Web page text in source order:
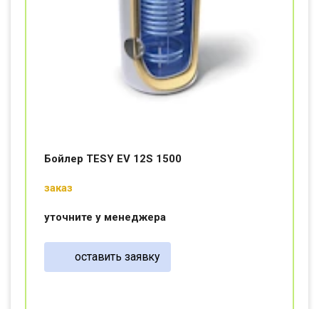
Бойлер TESY EV 12S 1500
заказ
уточните у менеджера
оставить заявку